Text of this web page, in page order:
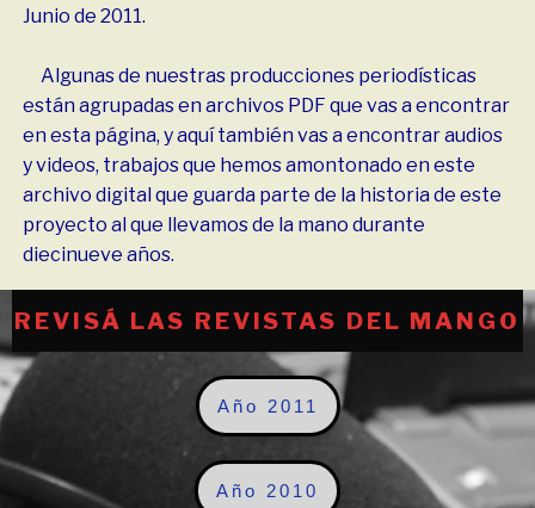
Junio de 2011.
Algunas de nuestras producciones periodísticas
están agrupadas en archivos PDF que vas a encontrar
en esta página, y aquí también vas a encontrar audios
y videos, trabajos que hemos amontonado en este
archivo digital que guarda parte de la historia de este
proyecto al que llevamos de la mano durante
diecinueve años.
REVISÁ LAS REVISTAS DEL MANGO
Año 2011
Año 2010